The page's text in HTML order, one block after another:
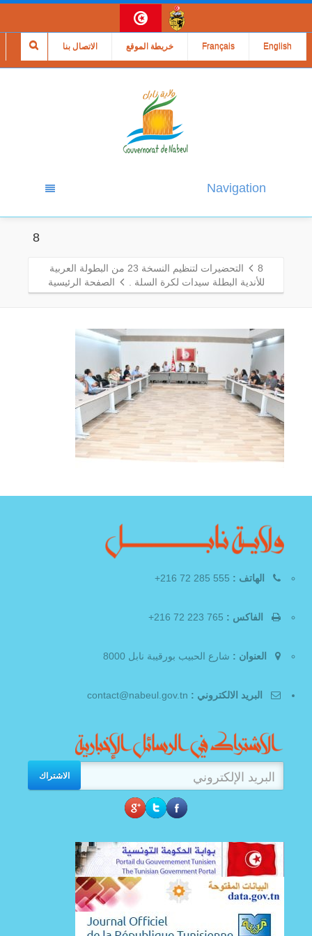
الاتصال بنا خريطة الموقع Français English
Navigation
8
8
التحضيرات لتنظيم النسخة 23 من البطولة العربية
للأندية البطلة سيدات لكرة السلة .
الصفحة الرئيسية
الهاتف :
الفاكس :
العنوان : شارع الحبيب بورقيبة نابل 8000
البريد الالكتروني :
الاشتراك